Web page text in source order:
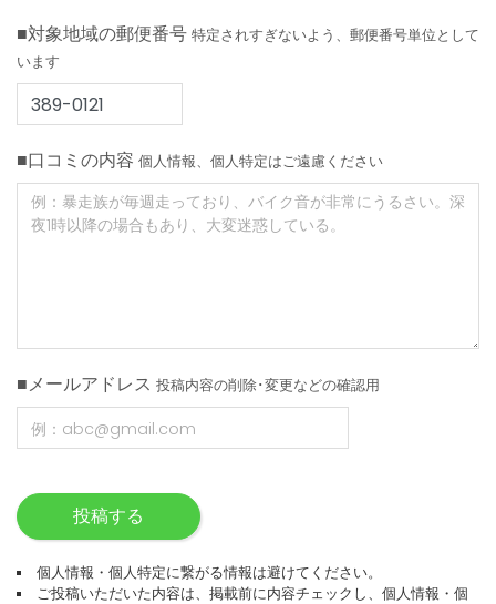
■対象地域の郵便番号 特定されすぎないよう、郵便番号単位として
います
■口コミの内容 個人情報、個人特定はご遠慮ください
■メールアドレス 投稿内容の削除･変更などの確認用
投稿する
個人情報・個人特定に繋がる情報は避けてください。
ご投稿いただいた内容は、掲載前に内容チェックし、個人情報・個